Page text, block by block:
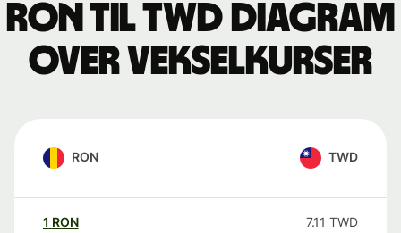
RON til TWD Diagram
over vekselkurser
RON TWD
1 RON 7.11 TWD